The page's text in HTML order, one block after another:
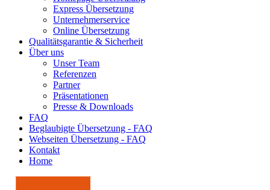
Express Übersetzung
Unternehmerservice
Online Übersetzung
Qualitätsgarantie & Sicherheit
Über uns
Unser Team
Referenzen
Partner
Präsentationen
Presse & Downloads
FAQ
Beglaubigte Übersetzung - FAQ
Webseiten Übersetzung - FAQ
Kontakt
Home